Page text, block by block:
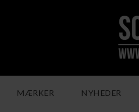
MÆRKER NYHEDER